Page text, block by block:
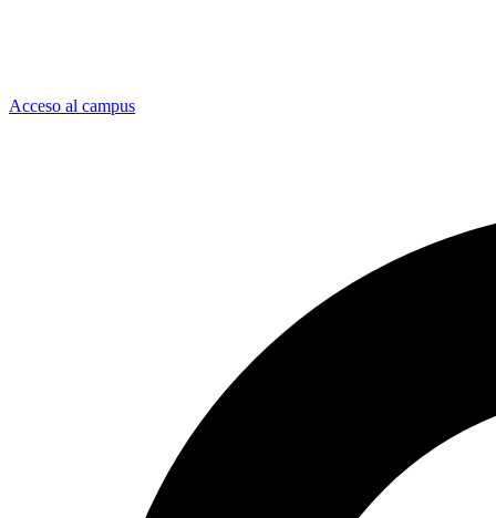
Acceso al campus